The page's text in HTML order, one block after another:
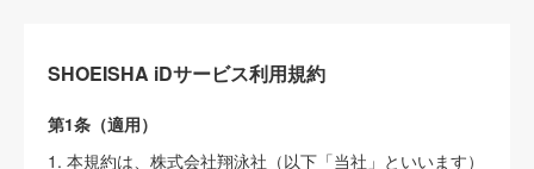
SHOEISHA iDサービス利用規約
第1条（適用）
1. 本規約は、株式会社翔泳社（以下「当社」といいます）